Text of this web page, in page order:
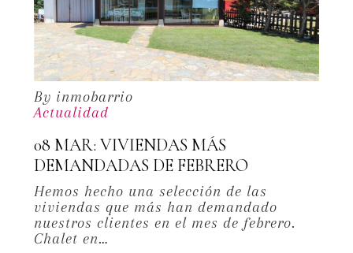
By inmobarrio
Actualidad
08 MAR:VIVIENDAS MÁS
DEMANDADAS DE FEBRERO
Hemos hecho una selección de las
viviendas que más han demandado
nuestros clientes en el mes de febrero.
Chalet en…